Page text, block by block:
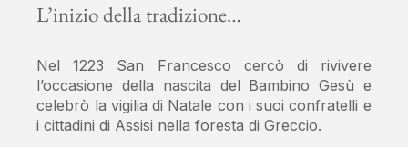
L’inizio della tradizione…
Nel 1223 San Francesco cercò di rivivere
l’occasione della nascita del Bambino Gesù e
celebrò la vigilia di Natale con i suoi confratelli e
i cittadini di Assisi nella foresta di Greccio.